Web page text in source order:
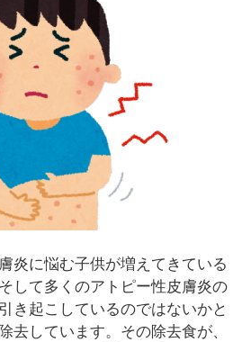
炎に悩む子供が増えてきている
して多くのアトピー性皮膚炎の
き起こしているのではないかと
去しています。その除去食が、